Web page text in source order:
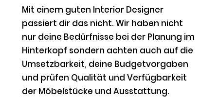
Mit einem guten Interior Designer
passiert dir das nicht. Wir haben nicht
nur deine Bedürfnisse bei der Planung im
Hinterkopf sondern achten auch auf die
Umsetzbarkeit, deine Budgetvorgaben
und prüfen Qualität und Verfügbarkeit
der Möbelstücke und Ausstattung.